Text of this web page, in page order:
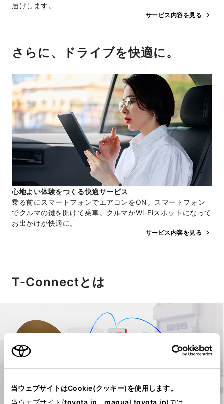
当ウェブサイトはCookie(クッキー)を使用します。
当ウェブサイト(toyota.jp manual.toyota.jp)では
届けします。
サービス内容を見る
さらに、ドライブを快適に。
心地よい​体験を​つくる​快適サービス
乗る前にスマートフォンでエアコンをON。スマートフォン
でクルマの鍵を開けて乗車。クルマがWi-Fiスポットになって
お出かけが快適に。
サービス内容を見る
T-Connectとは